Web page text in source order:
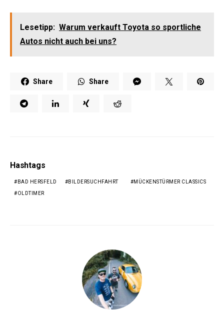
Lesetipp: Warum verkauft Toyota so sportliche
Autos nicht auch bei uns?
Share Share
Hashtags
BAD HERSFELD BILDERSUCHFAHRT MÜCKENSTÜRMER CLASSICS
OLDTIMER